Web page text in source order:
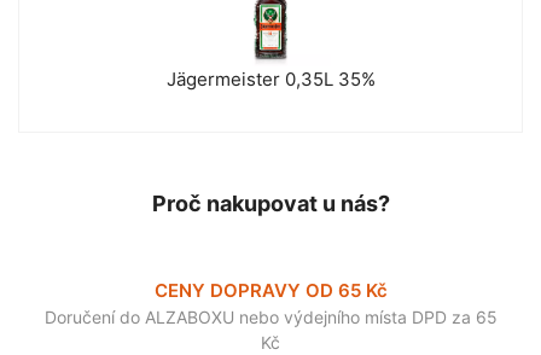
Jägermeister 0,35L 35%
Proč nakupovat u nás?
CENY DOPRAVY OD 65 Kč
Doručení do ALZABOXU nebo výdejního místa DPD za 65
Kč